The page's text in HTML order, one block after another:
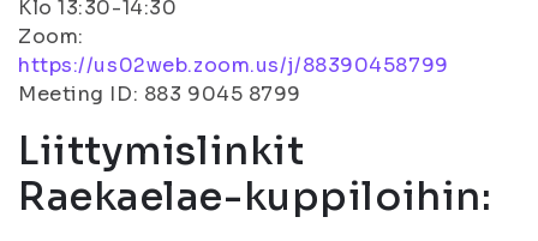
Klo 13:30-14:30
Zoom:
https://us02web.zoom.us/j/88390458799
Meeting ID: 883 9045 8799
Liittymislinkit
Raekaelae-kuppiloihin: